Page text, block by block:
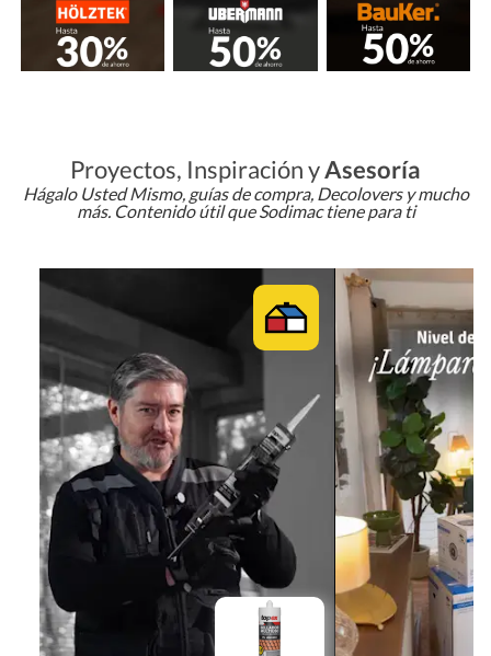
Proyectos, Inspiración yAsesoría
Hágalo Usted Mismo, guías de compra, Decolovers y mucho
más. Contenido útil que Sodimac tiene para ti